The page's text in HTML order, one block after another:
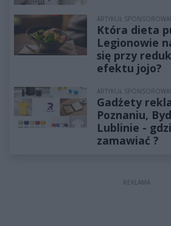
ARTYKUŁ
Która dieta
Legionowie
się przy
efektu jojo?
ARTYKUŁ
Gadżety
Poznaniu,
Lublinie -
zamawiać ?
REKLAMA